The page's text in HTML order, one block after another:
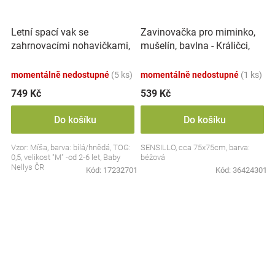
Letní spací vak se
zahrnovacími nohavičkami,
potiskem, M
momentálně nedostupné (5 ks)
749 Kč
Do košíku
Vzor: Míša, barva: bílá/hnědá, TOG:
0,5, velikost "M" -od 2-6 let, Baby
Nellys ČR
Kód: 17232701
Zavinovačka pro miminko,
mušelín, bavlna - Králičci,
momentálně nedostupné (1 ks)
539 Kč
Do košíku
SENSILLO, cca 75x75cm, barva:
béžová
Kód: 36424301